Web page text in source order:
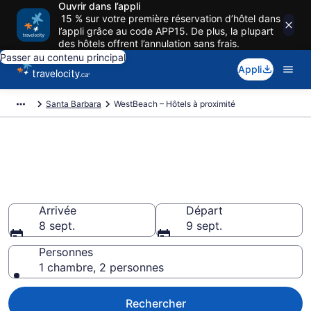
Ouvrir dans l’appli
15 % sur votre première réservation d’hôtel dans
l’appli grâce au code APP15. De plus, la plupart
des hôtels offrent l’annulation sans frais.
Passer au contenu principal
Appli
Santa Barbara WestBeach – Hôtels à proximité
Arrivée
8 sept.
Départ
9 sept.
Personnes
1 chambre, 2 personnes
Rechercher